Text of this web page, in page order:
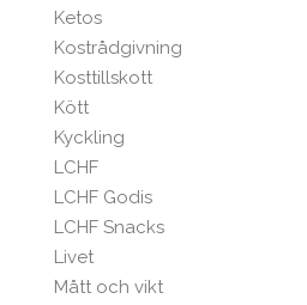
Ketos
Kostrådgivning
Kosttillskott
Kött
Kyckling
LCHF
LCHF Godis
LCHF Snacks
Livet
Mått och vikt